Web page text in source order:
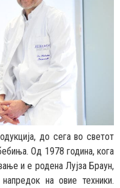
до сега во светот
Од 1978 година, кога
и е родена Лујза Браун,
на овие техники.